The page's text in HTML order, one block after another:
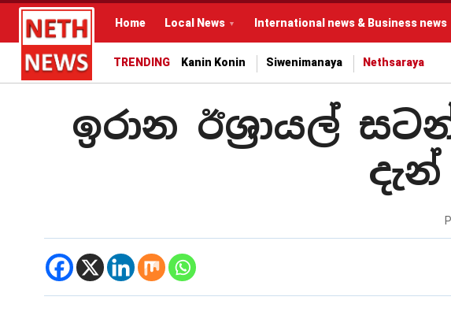
Home Local News International news & Business news
TRENDING Kanin Konin Siwenimanaya Nethsaraya
ඉරාන ඊශ්‍රායල්